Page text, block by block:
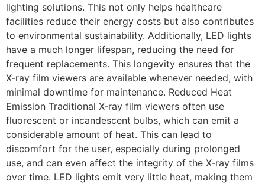
lighting solutions. This not only helps healthcare
facilities reduce their energy costs but also contributes
to environmental sustainability. Additionally, LED lights
have a much longer lifespan, reducing the need for
frequent replacements. This longevity ensures that the
X-ray film viewers are available whenever needed, with
minimal downtime for maintenance. Reduced Heat
Emission Traditional X-ray film viewers often use
fluorescent or incandescent bulbs, which can emit a
considerable amount of heat. This can lead to
discomfort for the user, especially during prolonged
use, and can even affect the integrity of the X-ray films
over time. LED lights emit very little heat, making them